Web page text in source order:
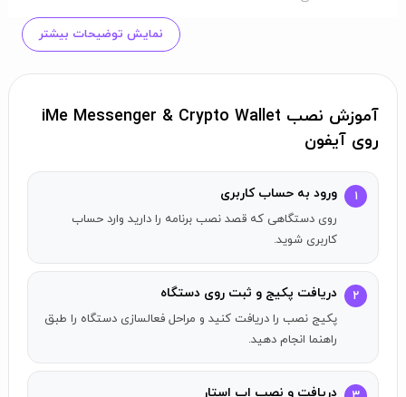
موضوعات چت: تخصیص موضوع به چت‌ها و گروه‌بندی آن‌ها
محافظت از داده‌ها:
چت‌های پنهان: امکان پنهان کردن چت‌ها از لیست اصلی.
آنتی‌ویروس: اسکن فایل‌ها برای ویروس‌ها پیش از دانلود.
کیف پول رمزارز:
یکپارچگی خدمات DeFi بومی: تبادل DEX و پل‌های متقابل.
ابزارهای مفید:
یافته.
نمایش توضیحات بیشتر
آموزش نصب iMe Messenger & Crypto Wallet
روی آیفون
۱ ورود به حساب کاربری
روی دستگاهی که قصد نصب برنامه را دارید وارد حساب
کاربری شوید.
۲ دریافت پکیج و ثبت روی دستگاه
پکیج نصب را دریافت کنید و مراحل فعالسازی دستگاه را طبق
راهنما انجام دهید.
دریافت و نصب اپ استار